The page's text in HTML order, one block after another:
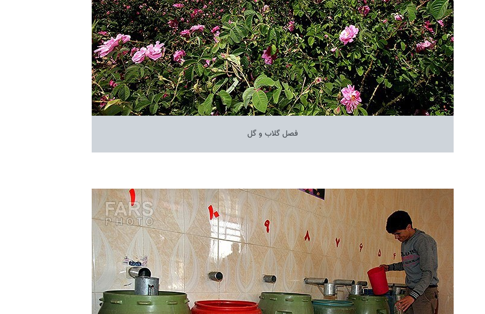
فصل گلاب و گل